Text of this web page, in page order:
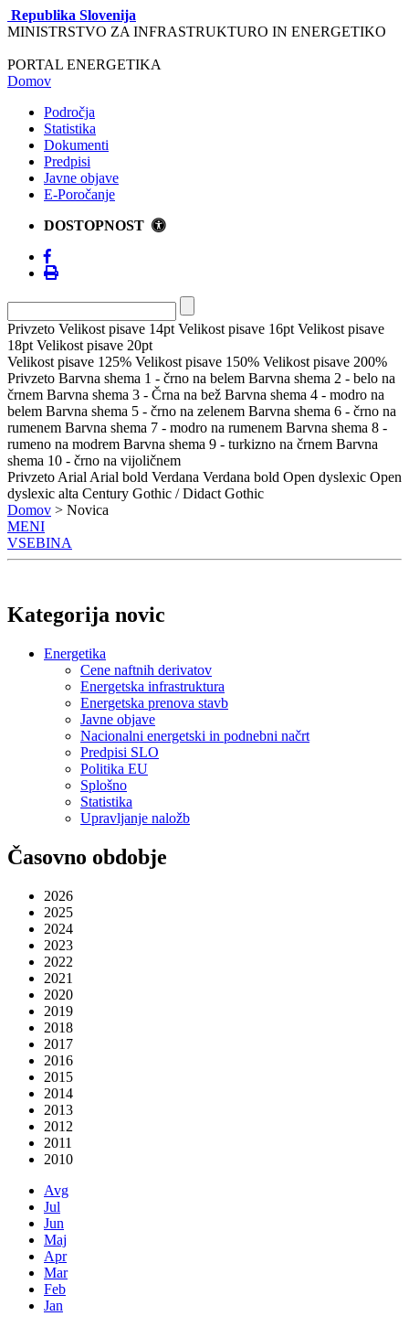
Republika Slovenija
MINISTRSTVO ZA INFRASTRUKTURO IN ENERGETIKO
PORTAL ENERGETIKA
Domov
Področja
Statistika
Dokumenti
Predpisi
Javne objave
E-Poročanje
DOSTOPNOST
Privzeto Velikost pisave 14pt Velikost pisave 16pt Velikost pisave
18pt Velikost pisave 20pt
Velikost pisave 125% Velikost pisave 150% Velikost pisave 200%
Privzeto Barvna shema 1 - črno na belem Barvna shema 2 - belo na
črnem Barvna shema 3 - Črna na bež Barvna shema 4 - modro na
belem Barvna shema 5 - črno na zelenem Barvna shema 6 - črno na
rumenem Barvna shema 7 - modro na rumenem Barvna shema 8 -
rumeno na modrem Barvna shema 9 - turkizno na črnem Barvna
shema 10 - črno na vijoličnem
Privzeto Arial Arial bold Verdana Verdana bold Open dyslexic Open
dyslexic alta Century Gothic / Didact Gothic
Domov > Novica
MENI
VSEBINA
Kategorija novic
Energetika
Cene naftnih derivatov
Energetska infrastruktura
Energetska prenova stavb
Javne objave
Nacionalni energetski in podnebni načrt
Predpisi SLO
Politika EU
Splošno
Statistika
Upravljanje naložb
Časovno obdobje
2026
2025
2024
2023
2022
2021
2020
2019
2018
2017
2016
2015
2014
2013
2012
2011
2010
Avg
Jul
Jun
Maj
Apr
Mar
Feb
Jan